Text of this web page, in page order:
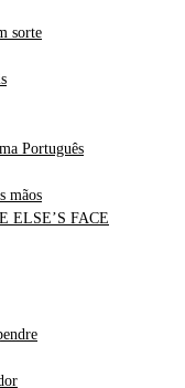
sorte
Português
mãos
ELSE’S FACE